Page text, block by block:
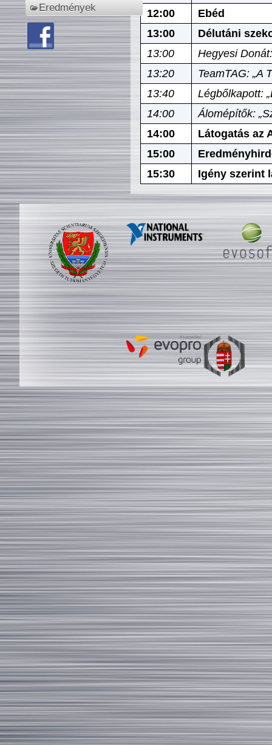
Eredmények
12:00
Ebéd
13:00
Délutáni
13:00
Hegyesi
13:20
TeamTAG: „A
13:40
Légbőlkapott:
14:00
Álomépítők:
14:00
Látogatás az
15:00
15:30
Igény szerint